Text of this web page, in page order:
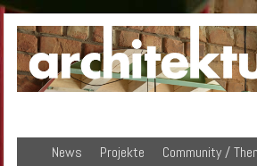
News Projekte Community /